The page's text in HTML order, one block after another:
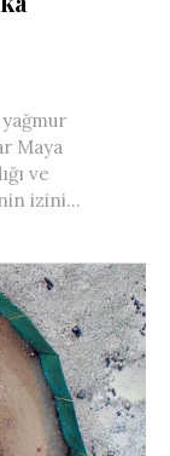
Maya
ve
izini...